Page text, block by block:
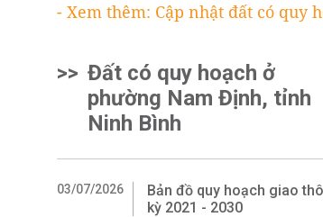
- Xem thêm: Cập nhật đất có quy
>> Đất có quy hoạch ở
phường Nam Định, tỉnh
Ninh Bình
03/07/2026
Bản đồ quy hoạch giao
kỳ 2021 - 2030